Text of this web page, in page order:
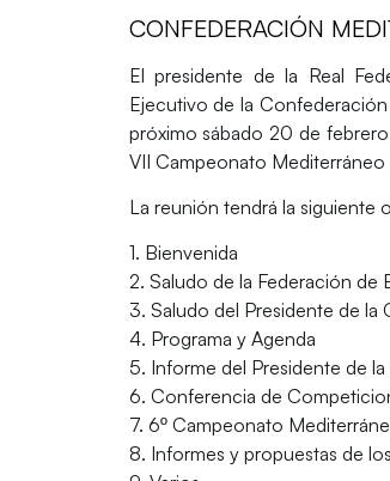
CONFEDERACIÓN
El presidente de la Real
Ejecutivo de la
próximo sábado 20 de
VII Campeonato
La reunión tendrá la siguiente
1. Bienvenida
2. Saludo de la Federación
3. Saludo del Presidente de
4. Programa y Agenda
5. Informe del Presidente de
6. Conferencia de
7. 6º Campeonato
8. Informes y propuestas de